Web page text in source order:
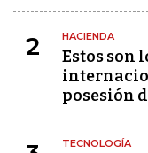
2 HACIENDA
Estos son
posesión
TECNOLOGÍA